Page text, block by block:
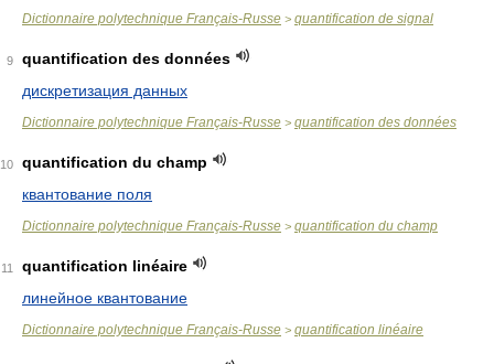
Dictionnaire polytechnique Français-Russe > quantification de signal
9
quantification des données
дискретизация данных
Dictionnaire polytechnique Français-Russe > quantification des données
10
quantification du champ
квантование поля
Dictionnaire polytechnique Français-Russe > quantification du champ
11
quantification linéaire
линейное квантование
Dictionnaire polytechnique Français-Russe > quantification linéaire